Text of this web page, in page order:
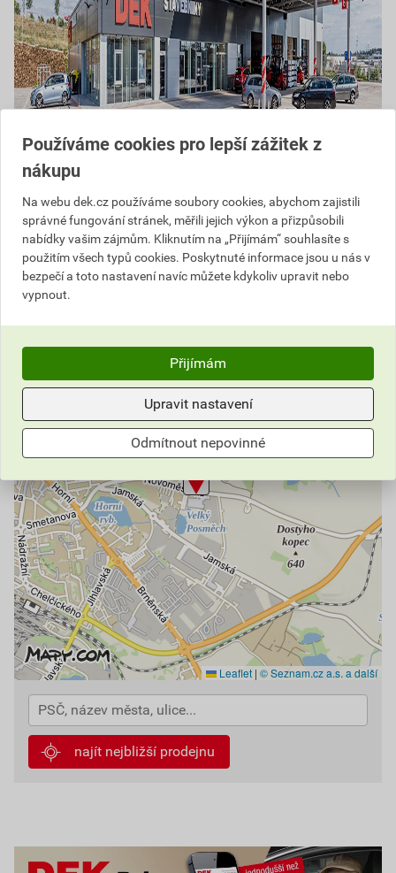
Leaflet | © Seznam.cz a.s. a další
najít nejbližší prodejnu
Používáme cookies pro lepší zážitek z
nákupu
Na webu dek.cz používáme soubory cookies, abychom zajistili
správné fungování stránek, měřili jejich výkon a přizpůsobili
nabídky vašim zájmům. Kliknutím na „Přijímám“ souhlasíte s
použitím všech typů cookies. Poskytnuté informace jsou u nás v
bezpečí a toto nastavení navíc můžete kdykoliv upravit nebo
vypnout.
Přijímám
Upravit nastavení
Odmítnout nepovinné